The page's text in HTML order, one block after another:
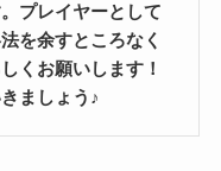
プレイヤーとして
を余すところなく
くお願いします！
ましょう♪